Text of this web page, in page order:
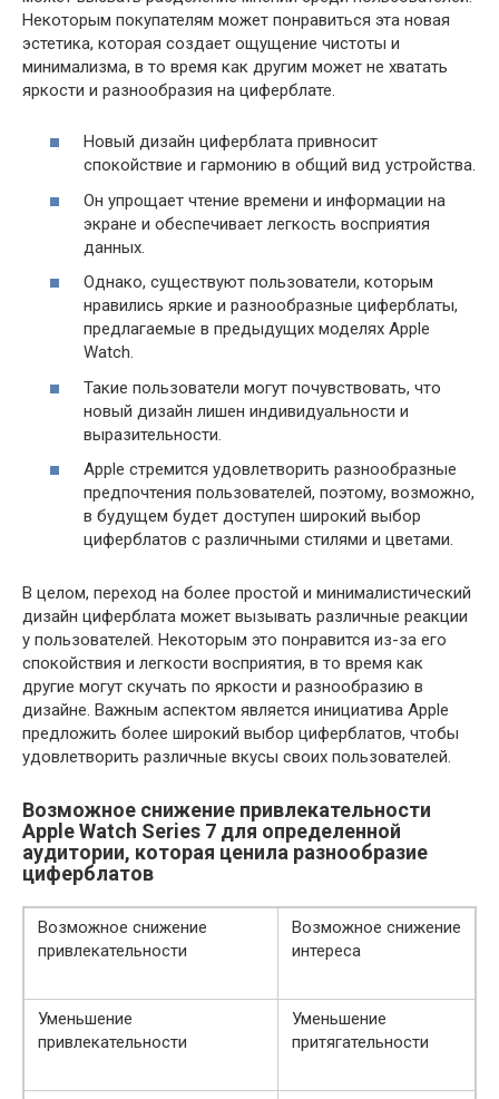
Некоторым покупателям может понравиться эта новая
эстетика, которая создает ощущение чистоты и
минимализма, в то время как другим может не хватать
яркости и разнообразия на циферблате.
Новый дизайн циферблата привносит
спокойствие и гармонию в общий вид устройства.
Он упрощает чтение времени и информации на
экране и обеспечивает легкость восприятия
данных.
Однако, существуют пользователи, которым
нравились яркие и разнообразные циферблаты,
предлагаемые в предыдущих моделях Apple
Watch.
Такие пользователи могут почувствовать, что
новый дизайн лишен индивидуальности и
выразительности.
Apple стремится удовлетворить разнообразные
предпочтения пользователей, поэтому, возможно,
в будущем будет доступен широкий выбор
циферблатов с различными стилями и цветами.
В целом, переход на более простой и минималистический
дизайн циферблата может вызывать различные реакции
у пользователей. Некоторым это понравится из-за его
спокойствия и легкости восприятия, в то время как
другие могут скучать по яркости и разнообразию в
дизайне. Важным аспектом является инициатива Apple
предложить более широкий выбор циферблатов, чтобы
удовлетворить различные вкусы своих пользователей.
Возможное снижение привлекательности
Apple Watch Series 7 для определенной
аудитории, которая ценила разнообразие
циферблатов
Возможное снижение
привлекательности
Возможное снижение
интереса
Уменьшение
привлекательности
Уменьшение
притягательности